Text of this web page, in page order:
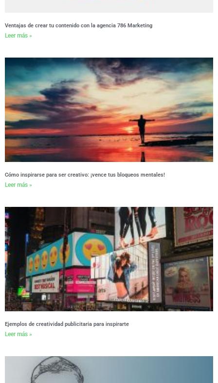
Ventajas de crear tu contenido con la agencia 786 Marketing
Leer más »
Cómo inspirarse para ser creativo: ¡vence tus bloqueos mentales!
Leer más »
Ejemplos de creatividad publicitaria para inspirarte
Leer más »